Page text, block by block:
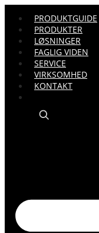
PRODUKTGUIDE
PRODUKTER
LØSNINGER
FAGLIG VIDEN
SERVICE
VIRKSOMHED
KONTAKT